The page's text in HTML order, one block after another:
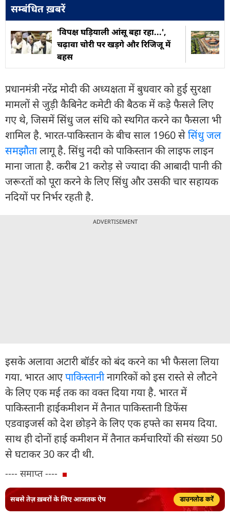
सम्बंधित ख़बरें
'विपक्ष घड़ियाली आंसू बहा रहा...',
चढ़ावा चोरी पर खड़गे और रिजिजू में
बहस
प्रधानमंत्री नरेंद्र मोदी की अध्यक्षता में बुधवार को हुई सुरक्षा
मामलों से जुड़ी कैबिनेट कमेटी की बैठक में कड़े फैसले लिए
गए थे, जिसमें सिंधु जल संधि को स्थगित करने का फैसला भी
शामिल है. भारत-पाकिस्तान के बीच साल 1960 सेसिंधु जल
समझौतालागू है. सिंधु नदी को पाकिस्तान की लाइफ लाइन
माना जाता है. करीब 21 करोड़ से ज्यादा की आबादी पानी की
जरूरतों को पूरा करने के लिए सिंधु और उसकी चार सहायक
नदियों पर निर्भर रहती है.
ADVERTISEMENT
इसके अलावा अटारी बॉर्डर को बंद करने का भी फैसला लिया
गया. भारत आएपाकिस्तानी नागरिकों को इस रास्ते से लौटने
के लिए एक मई तक का वक्त दिया गया है. भारत में
पाकिस्तानी हाईकमीशन में तैनात पाकिस्तानी डिफेंस
एडवाइजर्स को देश छोड़ने के लिए एक हफ्ते का समय दिया.
साथ ही दोनों हाई कमीशन में तैनात कर्मचारियों की संख्या 50
से घटाकर 30 कर दी थी.
---- समाप्त ----
सबसे तेज़ ख़बरों के लिए आजतक ऐप डाउनलोड करें